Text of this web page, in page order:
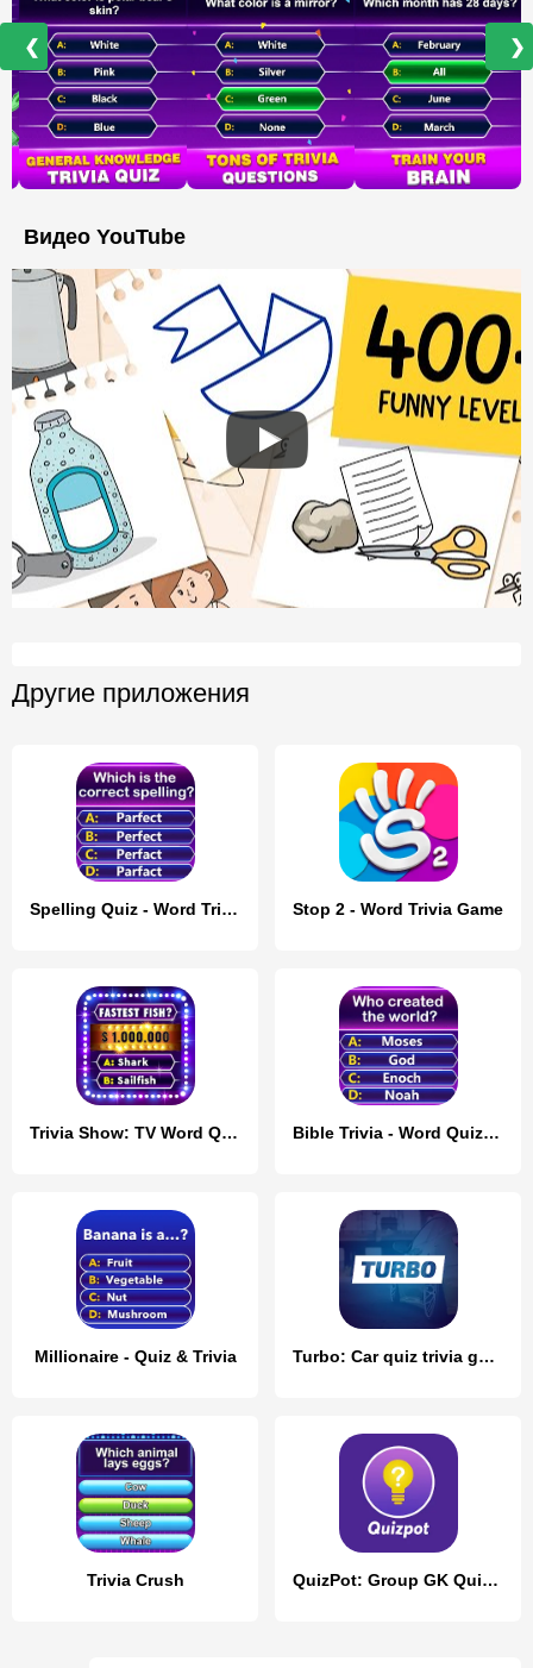
❮ ❯
Видео YouTube
Другие приложения
Spelling Quiz - Word Trivia Stop 2 - Word Trivia Game
Trivia Show: TV Word Quiz Game Bible Trivia - Word Quiz Game
Millionaire - Quiz & Trivia Turbo: Car quiz trivia game
Trivia Crush QuizPot: Group GK Quiz Trivia